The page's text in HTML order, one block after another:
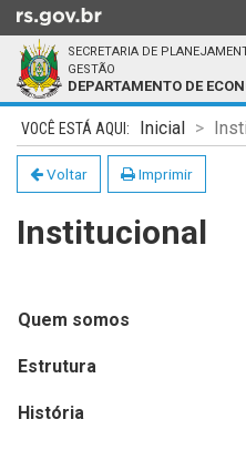
para
conteúdo
para
menu
para
SECRETARIA DE
GESTÃO
DEPARTAMENTO DE
Início
do
conteúdo
Inicial
Voltar Imprimir
Institucional
Quem somos
Estrutura
História